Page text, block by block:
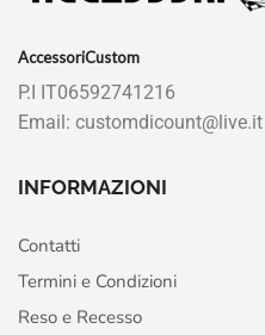
AccessoriCustom
P.I IT06592741216
Email: customdicount@live.it
INFORMAZIONI
Contatti
Termini e Condizioni
Reso e Recesso